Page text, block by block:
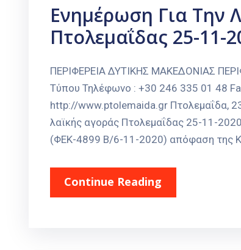
Ενημέρωση Για Την
Πτολεμαΐδας 25-11-
ΠΕΡΙΦΕΡΕΙΑ ΔΥΤΙΚΗΣ ΜΑΚΕΔΟΝΙΑΣ
Τύπου Τηλέφωνο : +30 246 335 01 48
http://www.ptolemaida.gr Πτολεμαΐδα,
λαϊκής αγοράς Πτολεμαΐδας 25-11-
(ΦΕΚ-4899 Β/6-11-2020) απόφαση της
Continue Reading